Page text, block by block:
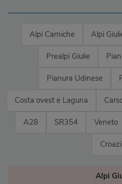
Alpi Carniche Alpi
Prealpi Giulie
Pianura Udinese
Costa ovest e Laguna
A28 SR354 Veneto
Alpi